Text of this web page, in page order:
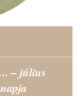
– július